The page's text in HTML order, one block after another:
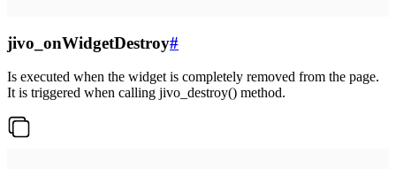
jivo_onWidgetDestroy#
Is executed when the widget is completely removed from the page.
It is triggered when calling jivo_destroy() method.